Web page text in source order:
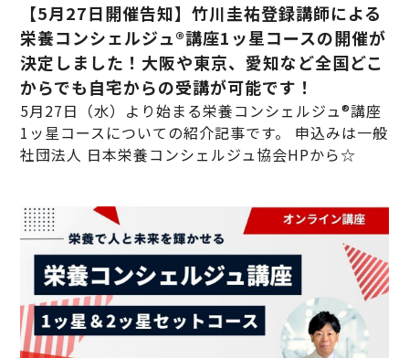
【5月27日開催告知】竹川圭祐登録講師による
栄養コンシェルジュ®講座1ッ星コースの開催が
決定しました！大阪や東京、愛知など全国どこ
からでも自宅からの受講が可能です！
5月27日（水）より始まる栄養コンシェルジュ®講座
1ッ星コースについての紹介記事です。 申込みは一般
社団法人 日本栄養コンシェルジュ協会HPから☆